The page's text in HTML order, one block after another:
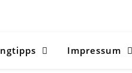
Impressum